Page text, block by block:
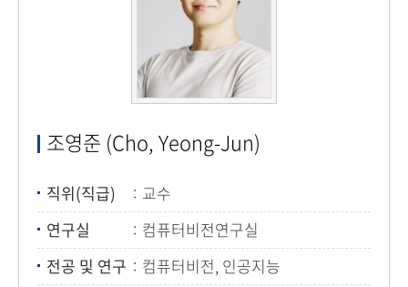
조영준 (Cho, Yeong-Jun)
직위(직급)
교수
연구실
컴퓨터비전연구실
전공 및 연구
컴퓨터비전, 인공지능